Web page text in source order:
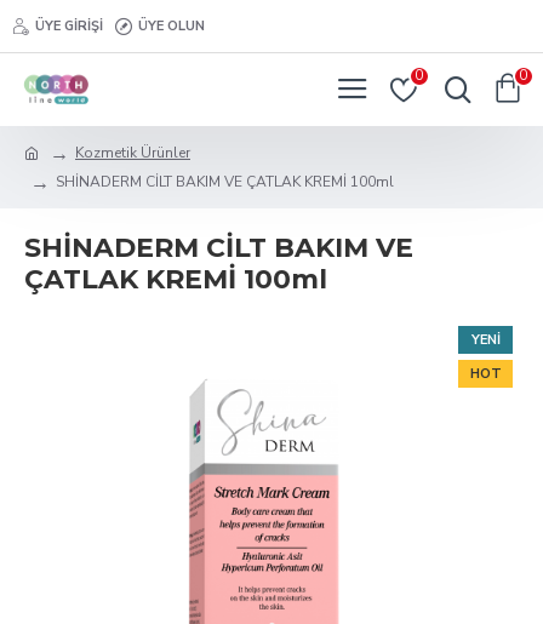
ÜYE GIRIŞI ÜYE OLUN
0 0
Kozmetik Ürünler
SHİNADERM CİLT BAKIM VE ÇATLAK KREMİ 100ml
SHİNADERM CİLT BAKIM VE
ÇATLAK KREMİ 100ml
YENI
HOT